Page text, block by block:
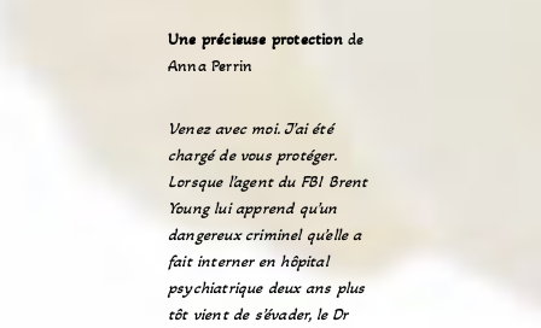
Une précieuse protectionde
Anna Perrin
Venez avec moi. J’ai été
chargé de vous protéger.
Lorsque l’agent du FBI Brent
Young lui apprend qu’un
dangereux criminel qu’elle a
fait interner en hôpital
psychiatrique deux ans plus
tôt vient de s’évader, le Dr